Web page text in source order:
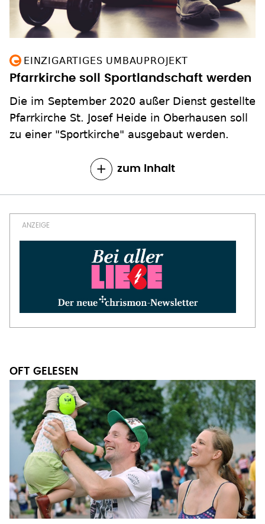
EINZIGARTIGES UMBAUPROJEKT
Pfarrkirche soll Sportlandschaft werden
Die im September 2020 außer Dienst gestellte
Pfarrkirche St. Josef Heide in Oberhausen soll
zu einer "Sportkirche" ausgebaut werden.
zum Inhalt
OFT GELESEN